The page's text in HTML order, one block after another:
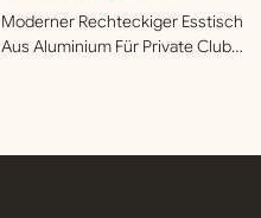
Moderner Rechteckiger Esstisch
Aus Aluminium Für Private Clubs